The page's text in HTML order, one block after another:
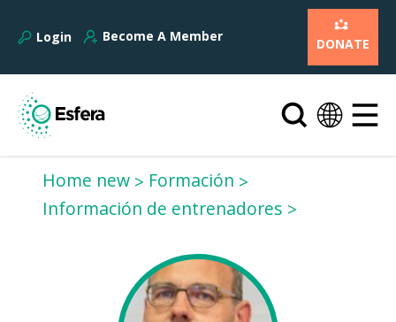
Login Become A Member DONATE
Home new
Formación
Información de entrenadores